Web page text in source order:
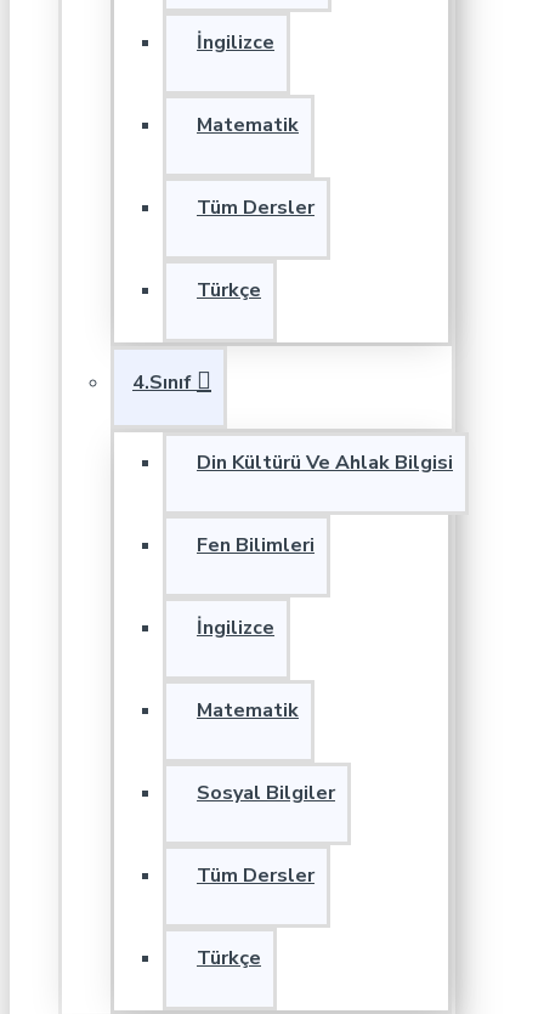
İngilizce
Matematik
Tüm Dersler
Türkçe
4.Sınıf
Din Kültürü Ve Ahlak Bilgisi
Fen Bilimleri
İngilizce
Matematik
Sosyal Bilgiler
Tüm Dersler
Türkçe